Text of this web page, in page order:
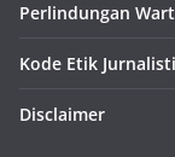
Perlindungan
Kode Etik
Disclaimer